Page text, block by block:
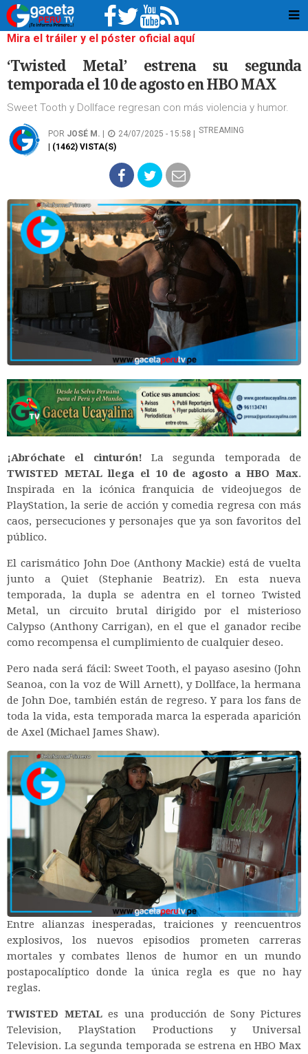
Mira el tráiler y el póster oficial aquí
‘Twisted Metal’ estrena su segunda
temporada el 10 de agosto en HBO MAX
Sweet Tooth y Dollface regresan con más violencia y humor.
POR JOSÉ M. 24/07/2025 - 15:58 |
STREAMING
| (1462) VISTA(S)
¡Abróchate el cinturón! La segunda temporada de
TWISTED METAL llega el 10 de agosto a HBO Max.
Inspirada en la icónica franquicia de videojuegos de
PlayStation, la serie de acción y comedia regresa con más
caos, persecuciones y personajes que ya son favoritos del
público.
El carismático John Doe (Anthony Mackie) está de vuelta
junto a Quiet (Stephanie Beatriz). En esta nueva
temporada, la dupla se adentra en el torneo Twisted
Metal, un circuito brutal dirigido por el misterioso
Calypso (Anthony Carrigan), en el que el ganador recibe
como recompensa el cumplimiento de cualquier deseo.
Pero nada será fácil: Sweet Tooth, el payaso asesino (John
Seanoa, con la voz de Will Arnett), y Dollface, la hermana
de John Doe, también están de regreso. Y para los fans de
toda la vida, esta temporada marca la esperada aparición
de Axel (Michael James Shaw).
Entre alianzas inesperadas, traiciones y reencuentros
explosivos, los nuevos episodios prometen carreras
mortales y combates llenos de humor en un mundo
postapocalíptico donde la única regla es que no hay
reglas.
TWISTED METALes una producción de Sony Pictures
Television, PlayStation Productions y Universal
Television. La segunda temporada se estrena en HBO Max